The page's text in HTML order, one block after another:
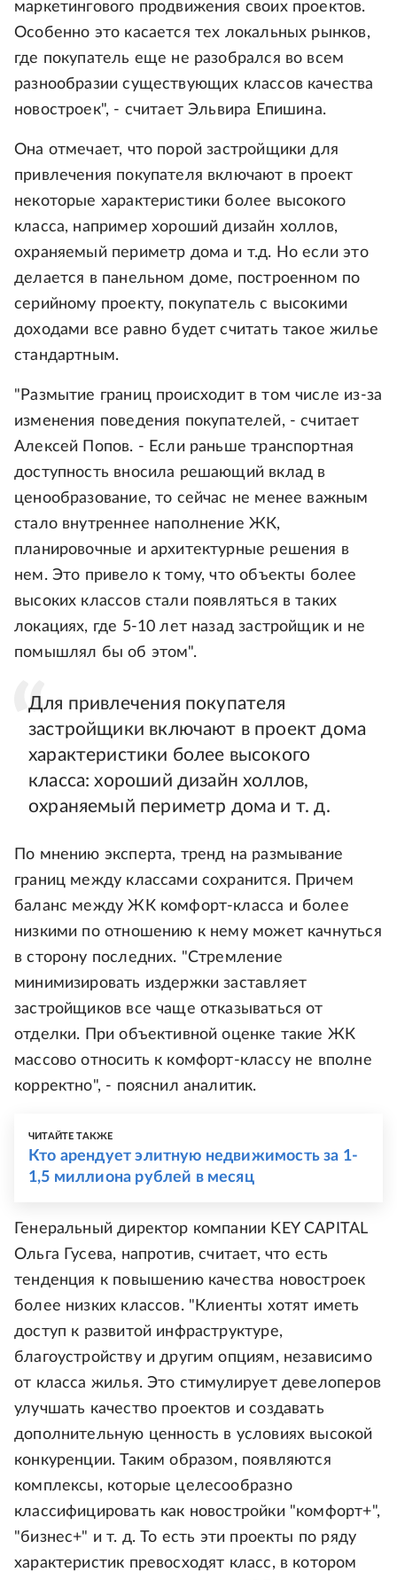
маркетингового продвижения своих проектов.
Особенно это касается тех локальных рынков,
где покупатель еще не разобрался во всем
разнообразии существующих классов качества
новостроек", - считает Эльвира Епишина.
Она отмечает, что порой застройщики для
привлечения покупателя включают в проект
некоторые характеристики более высокого
класса, например хороший дизайн холлов,
охраняемый периметр дома и т.д. Но если это
делается в панельном доме, построенном по
серийному проекту, покупатель с высокими
доходами все равно будет считать такое жилье
стандартным.
"Размытие границ происходит в том числе из-за
изменения поведения покупателей, - считает
Алексей Попов. - Если раньше транспортная
доступность вносила решающий вклад в
ценообразование, то сейчас не менее важным
стало внутреннее наполнение ЖК,
планировочные и архитектурные решения в
нем. Это привело к тому, что объекты более
высоких классов стали появляться в таких
локациях, где 5-10 лет назад застройщик и не
помышлял бы об этом".
Для привлечения покупателя
застройщики включают в проект дома
характеристики более высокого
класса: хороший дизайн холлов,
охраняемый периметр дома и т. д.
По мнению эксперта, тренд на размывание
границ между классами сохранится. Причем
баланс между ЖК комфорт-класса и более
низкими по отношению к нему может качнуться
в сторону последних. "Стремление
минимизировать издержки заставляет
застройщиков все чаще отказываться от
отделки. При объективной оценке такие ЖК
массово относить к комфорт-классу не вполне
корректно", - пояснил аналитик.
ЧИТАЙТЕ ТАКЖЕ
Кто арендует элитную недвижимость за 1-
1,5 миллиона рублей в месяц
Генеральный директор компании KEY CAPITAL
Ольга Гусева, напротив, считает, что есть
тенденция к повышению качества новостроек
более низких классов. "Клиенты хотят иметь
доступ к развитой инфраструктуре,
благоустройству и другим опциям, независимо
от класса жилья. Это стимулирует девелоперов
улучшать качество проектов и создавать
дополнительную ценность в условиях высокой
конкуренции. Таким образом, появляются
комплексы, которые целесообразно
классифицировать как новостройки "комфорт+",
"бизнес+" и т. д. То есть эти проекты по ряду
характеристик превосходят класс, в котором